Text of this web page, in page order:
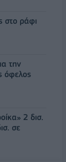
στο ράφι
την
όφελος
2 δισ.
σε